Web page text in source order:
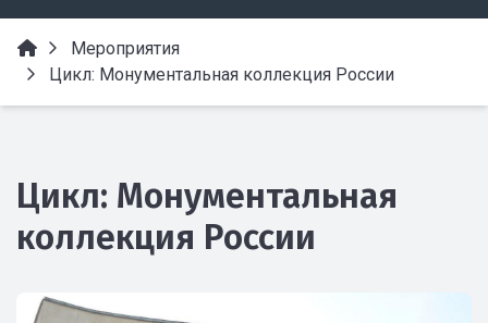
Мероприятия
Цикл: Монументальная коллекция России
Цикл: Монументальная
коллекция России